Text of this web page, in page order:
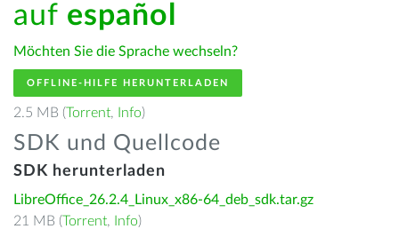
auf español
Möchten Sie die Sprache wechseln?
OFFLINE-HILFE HERUNTERLADEN
2.5 MB (Torrent, Info)
SDK und Quellcode
SDK herunterladen
LibreOffice_26.2.4_Linux_x86-64_deb_sdk.tar.gz
21 MB (Torrent, Info)